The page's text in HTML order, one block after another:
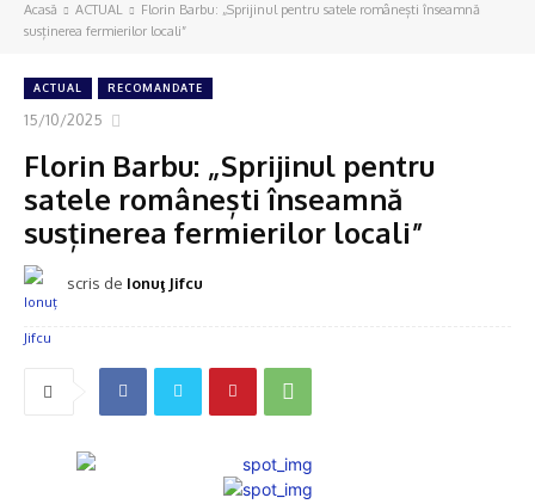
Acasă ACTUAL
Florin Barbu: „Sprijinul pentru satele românești înseamnă
susținerea fermierilor locali”
ACTUAL RECOMANDATE
15/10/2025
Florin Barbu: „Sprijinul pentru
satele românești înseamnă
susținerea fermierilor locali”
scris de Ionuţ Jifcu